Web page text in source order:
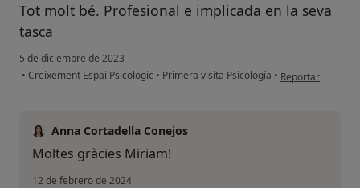
Tot molt bé. Profesional e implicada en la seva
tasca
5 de diciembre de 2023
• Creixement Espai Psicologic • Primera visita Psicología • en opinión del
Reportar
Anna Cortadella Conejos
Moltes gràcies Miriam!
12 de febrero de 2024